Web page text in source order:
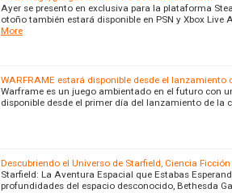
Ayer se presento en exclusiva para la plataforma
otoño también estará disponible en PSN y Xbox
More
WARFRAME estará disponible desde el lanzamiento
Warframe es un juego ambientado en el futuro con
disponible desde el primer día del lanzamiento de la
Descubriendo el Universo de Starfield, Ciencia
Starfield: La Aventura Espacial que Estabas
profundidades del espacio desconocido, Bethesda